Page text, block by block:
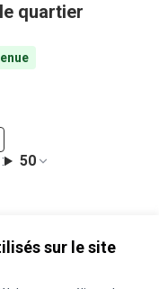
sur le site
quartier
50